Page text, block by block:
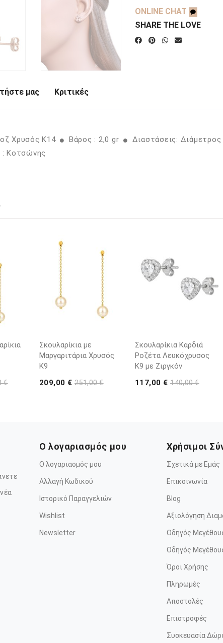
ONLINE CHAT
SHARE THE LOVE
μας Κριτικές
Χρυσός K14 Βάρος : 2,0 gr Διαστάσεις:
: Κοτσώνης
€
Σκουλαρίκια με
Μαργαριτάρια Χρυσός
K9
209,00 €251,00 €
Σκουλαρίκια Καρδιά
Ροζέτα Λευκόχρυσος
Κ9 με Ζιργκόν
117,00 €140,00 €
Ο λογαριασμός μου
Ο λογαριασμός μου
Αλλαγή Κωδικού
Ιστορικό Παραγγελιών
Wishlist
Newsletter
Χρήσιμοι
Σχετικά με Εμάς
Επικοινωνία
Blog
Αξιολόγηση
Οδηγός
Οδηγός
Όροι Χρήσης
Πληρωμές
Αποστολές
Επιστροφές
Συσκευασία